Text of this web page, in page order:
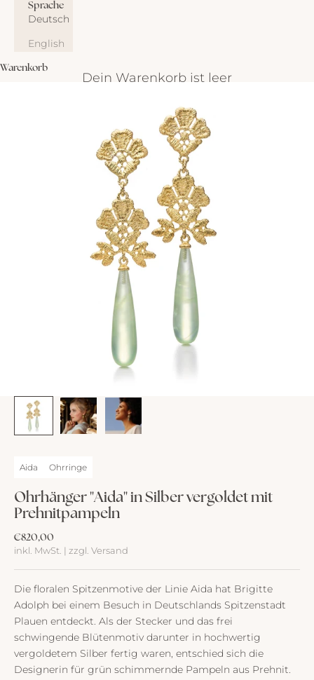
Sprache
Deutsch
English
Warenkorb
Dein Warenkorb ist leer
Aida Ohrringe
Ohrhänger "Aida" in Silber vergoldet mit
Prehnitpampeln
Angebot
€820,00
inkl. MwSt. | zzgl. Versand
Die floralen Spitzenmotive der Linie Aida hat Brigitte
Adolph bei einem Besuch in Deutschlands Spitzenstadt
Plauen entdeckt. Als der Stecker und das frei
schwingende Blütenmotiv darunter in hochwertig
vergoldetem Silber fertig waren, entschied sich die
Designerin für grün schimmernde Pampeln aus Prehnit.